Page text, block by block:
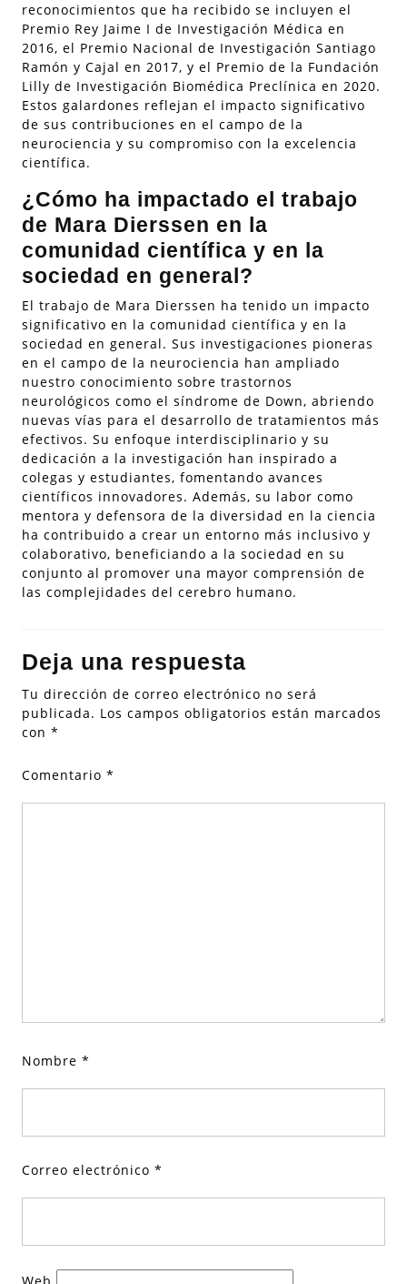
reconocimientos que ha recibido se incluyen el
Premio Rey Jaime I de Investigación Médica en
2016, el Premio Nacional de Investigación Santiago
Ramón y Cajal en 2017, y el Premio de la Fundación
Lilly de Investigación Biomédica Preclínica en 2020.
Estos galardones reflejan el impacto significativo
de sus contribuciones en el campo de la
neurociencia y su compromiso con la excelencia
científica.
¿Cómo ha impactado el trabajo
de Mara Dierssen en la
comunidad científica y en la
sociedad en general?
El trabajo de Mara Dierssen ha tenido un impacto
significativo en la comunidad científica y en la
sociedad en general. Sus investigaciones pioneras
en el campo de la neurociencia han ampliado
nuestro conocimiento sobre trastornos
neurológicos como el síndrome de Down, abriendo
nuevas vías para el desarrollo de tratamientos más
efectivos. Su enfoque interdisciplinario y su
dedicación a la investigación han inspirado a
colegas y estudiantes, fomentando avances
científicos innovadores. Además, su labor como
mentora y defensora de la diversidad en la ciencia
ha contribuido a crear un entorno más inclusivo y
colaborativo, beneficiando a la sociedad en su
conjunto al promover una mayor comprensión de
las complejidades del cerebro humano.
Deja una respuesta
Tu dirección de correo electrónico no será
publicada. Los campos obligatorios están marcados
con *
Comentario *
Nombre *
Correo electrónico *